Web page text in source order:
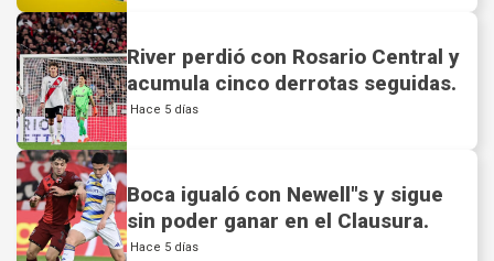
River perdió con Rosario Central y
acumula cinco derrotas seguidas.
Hace 5 días
Boca igualó con Newell"s y sigue
sin poder ganar en el Clausura.
Hace 5 días